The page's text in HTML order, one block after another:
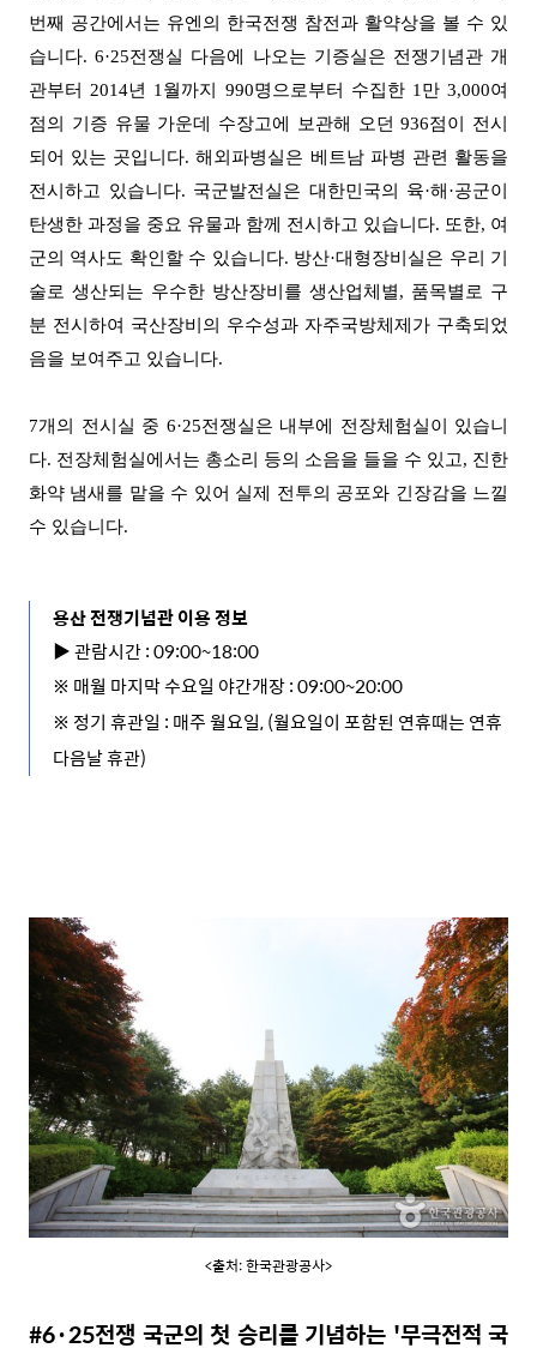
번째 공간에서는 유엔의 한국전쟁 참전과 활약상을 볼 수 있
습니다. 6·25전쟁실 다음에 나오는 기증실은 전쟁기념관 개
관부터 2014년 1 월까지 990명으로부터 수집한 1 만3,000여
점의 기증 유물 가운데 수장고에 보관해 오던936점이 전시
되어 있는 곳입니다.해외파병실은 베트남 파병 관련 활동을
전시하고 있습니다. 국군발전실은 대한민국의 육·해 ·공군이
탄생한 과정을 중요 유물과 함께 전시하고 있습니다. 또한, 여
군의 역사도 확인할 수 있습니다. 방산·대형장비실은 우리 기
술로 생산되는 우수한 방산장비를 생산업체별, 품목별로 구
분 전시하여 국산장비의 우수성과 자주국방체제가 구축되었
음을 보여주고 있습니다.
7개의 전시실 중 6·25전쟁실은 내부에 전장체험실이 있습니
다. 전장체험실에서는 총소리 등의 소음을 들을 수 있고, 진한
화약 냄새를 맡을 수 있어 실제 전투의 공포와 긴장감을 느낄
수 있습니다.
용산 전쟁기념관 이용 정보
▶관람시간 : 09:00~18:00
※ 매월 마지막 수요일 야간개장 : 09:00~20:00
※ 정기 휴관일 : 매주 월요일,(월요일이 포함된 연휴때는 연휴
다음날 휴관)
<출처: 한국관광공사>
#6·25전쟁 국군의 첫 승리를 기념하는 '무극전적 국